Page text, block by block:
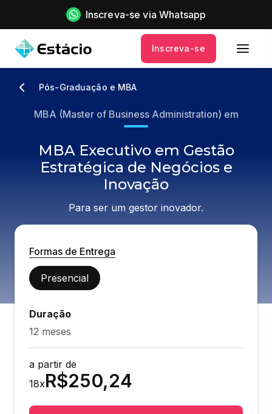
Inscreva-se via Whatsapp
Inscreva-se
Pós-Graduação e MBA
MBA (Master of Business Administration) em
MBA Executivo em Gestão
Estratégica de Negócios e
Inovação
Para ser um gestor inovador.
Formas de Entrega
Presencial
Duração
12 meses
a partir de
18xR$250,24